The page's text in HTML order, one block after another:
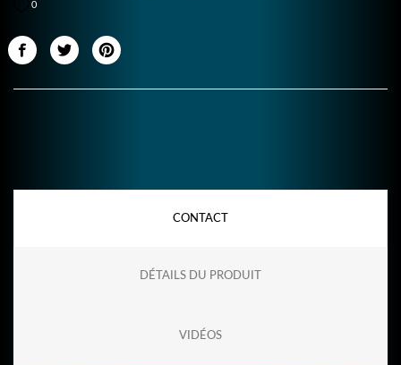
0
CONTACT
DÉTAILS DU PRODUIT
VIDÉOS